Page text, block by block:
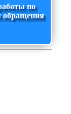
по
обращения